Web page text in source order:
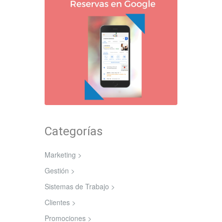
Categorías
Marketing >
Gestión >
Sistemas de Trabajo >
Clientes >
Promociones >